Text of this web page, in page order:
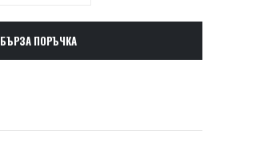
БЪРЗА ПОРЪЧКА